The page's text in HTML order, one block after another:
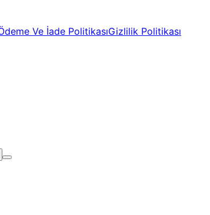
Ve İade PolitikasıGizlilik Politikası